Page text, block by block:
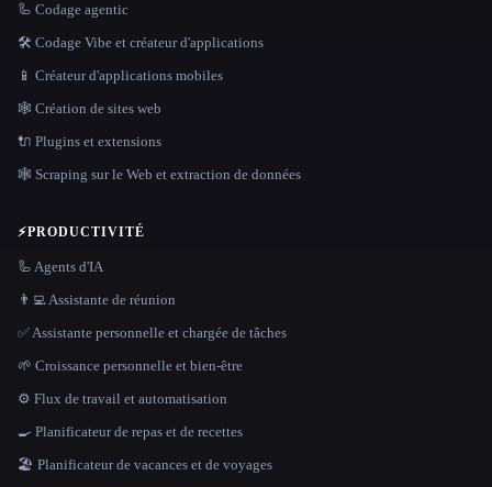
🦾 Codage agentic
🛠️ Codage Vibe et créateur d'applications
📱 Créateur d'applications mobiles
🕸 Création de sites web
🔌 Plugins et extensions
🕸️ Scraping sur le Web et extraction de données
⚡PRODUCTIVITÉ
🦾 Agents d'IA
👨‍💻 Assistante de réunion
✅ Assistante personnelle et chargée de tâches
🌱 Croissance personnelle et bien-être
⚙️ Flux de travail et automatisation
🍳 Planificateur de repas et de recettes
🏖 Planificateur de vacances et de voyages